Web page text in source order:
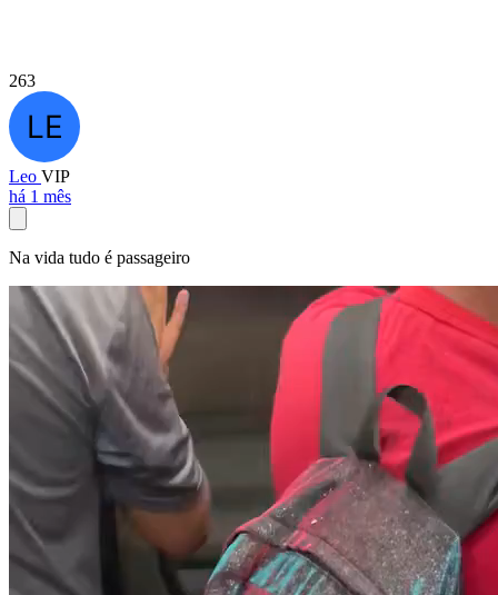
263
Leo VIP
há 1 mês
Na vida tudo é passageiro